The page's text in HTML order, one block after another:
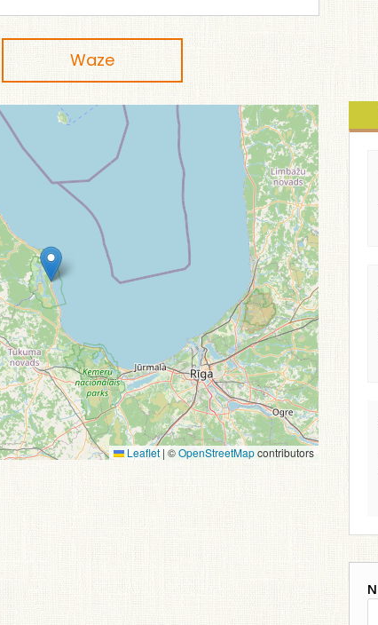
Waze
Leaflet | ©OpenStreetMapcontributors